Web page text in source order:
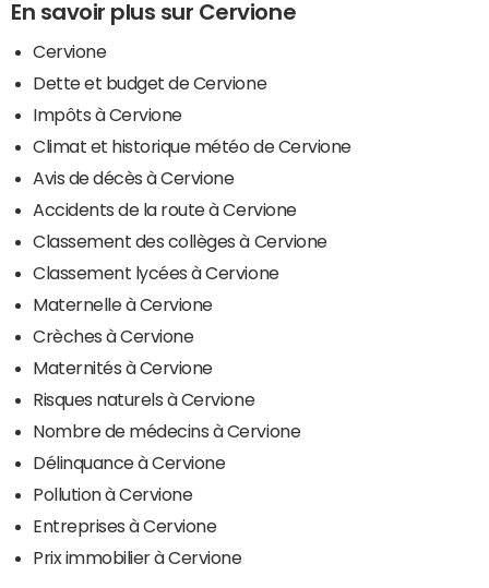
En savoir plus sur Cervione
Cervione
Dette et budget de Cervione
Impôts à Cervione
Climat et historique météo de Cervione
Avis de décès à Cervione
Accidents de la route à Cervione
Classement des collèges à Cervione
Classement lycées à Cervione
Maternelle à Cervione
Crèches à Cervione
Maternités à Cervione
Risques naturels à Cervione
Nombre de médecins à Cervione
Délinquance à Cervione
Pollution à Cervione
Entreprises à Cervione
Prix immobilier à Cervione